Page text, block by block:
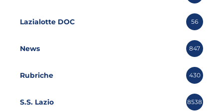
Lazialotte DOC 56
News 847
Rubriche 430
S.S. Lazio 8538